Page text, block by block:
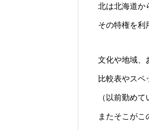
北は北海道か
その特権を利
文化や地域、
比較表やスペ
（以前勤め
またそこがこ